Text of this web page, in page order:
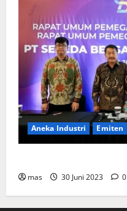
Aneka Industri Emiten
mas 30 Juni 2023 0